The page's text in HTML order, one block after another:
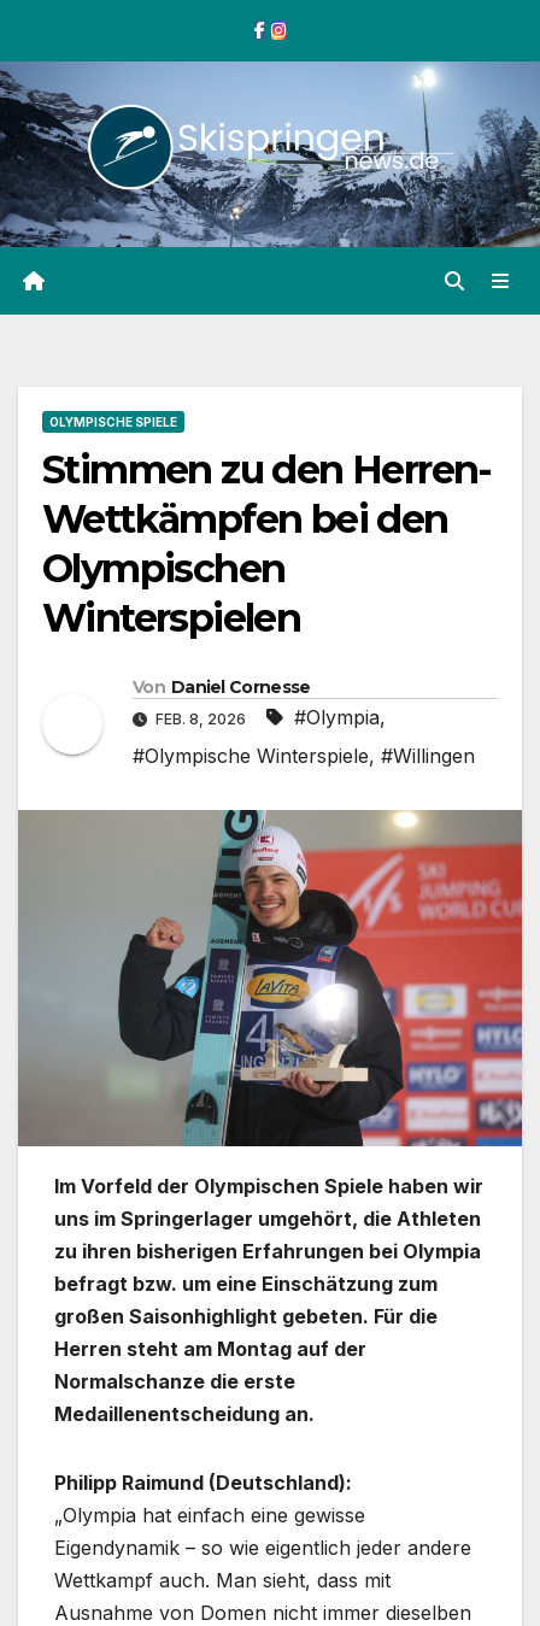
springen
OLYMPISCHE SPIELE
Stimmen zu den Herren-
Wettkämpfen bei den
Olympischen
Winterspielen
Von Daniel Cornesse
FEB. 8, 2026 #Olympia,
#Olympische Winterspiele, #Willingen
Im Vorfeld der Olympischen Spiele haben wir
uns im Springerlager umgehört, die Athleten
zu ihren bisherigen Erfahrungen bei Olympia
befragt bzw. um eine Einschätzung zum
großen Saisonhighlight gebeten. Für die
Herren steht am Montag auf der
Normalschanze die erste
Medaillenentscheidung an.
Philipp Raimund (Deutschland):
„Olympia hat einfach eine gewisse
Eigendynamik – so wie eigentlich jeder andere
Wettkampf auch. Man sieht, dass mit
Ausnahme von Domen nicht immer dieselben